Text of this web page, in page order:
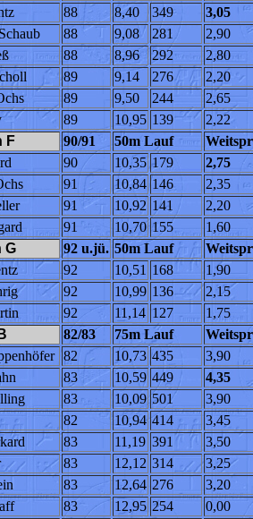
88 8,40 349
3,05
88 9,08 281
2,90
88 8,96 292
2,80
89 9,14 276
2,20
89 9,50 244
2,65
89 10,95 139
2,22
F
90/91 50m Lauf
90 10,35 179
2,75
91 10,84 146
2,35
91 10,92 141
2,20
91 10,70 155
1,60
G
92 u.jü. 50m Lauf
92 10,51 168
1,90
92 10,99 136
2,15
92 11,14 127
1,75
82/83 75m Lauf
82 10,73 435
3,90
83 10,59 449
4,35
83 10,09 501
3,90
82 10,94 414
3,45
83 11,19 391
3,50
83 12,12 314
3,25
83 12,64 276
3,20
83 12,95 254
0,00